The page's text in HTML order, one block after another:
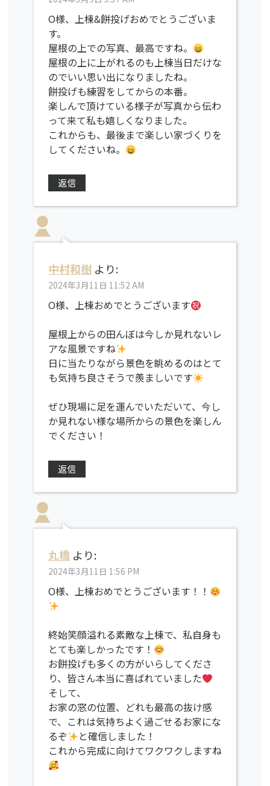
O様、上棟&餅投げおめでとうございま
す。
屋根の上での写真、最高ですね。
屋根の上に上がれるのも上棟当日だけな
のでいい思い出になりましたね。
餅投げも練習をしてからの本番。
楽しんで頂けている様子が写真から伝わ
って来て私も嬉しくなりました。
これからも、最後まで楽しい家づくりを
してくださいね。
返信
中村和樹 より:
2024年3月11日 11:52 AM
O様、上棟おめでとうございます
屋根上からの田んぼは今しか見れないレ
アな風景ですね
日に当たりながら景色を眺めるのはとて
も気持ち良さそうで羨ましいです
ぜひ現場に足を運んでいただいて、今し
か見れない様な場所からの景色を楽しん
でください！
返信
丸橋 より:
2024年3月11日 1:56 PM
O様、上棟おめでとうございます！！
終始笑顔溢れる素敵な上棟で、私自身も
とても楽しかったです！
お餅投げも多くの方がいらしてくださ
り、皆さん本当に喜ばれていました
そして、
お家の窓の位置、どれも最高の抜け感
で、これは気持ちよく過ごせるお家にな
るぞ
と確信しました！
これから完成に向けてワクワクしますね